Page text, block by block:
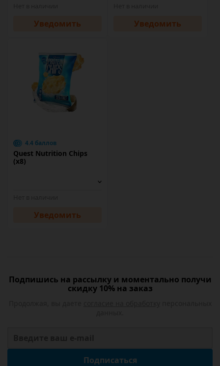
Уведомить Уведомить
4.4 баллов
Quest Nutrition Chips
(х8)
Уведомить
Подпишись на рассылку и моментально получи
скидку 10% на заказ
Подписаться